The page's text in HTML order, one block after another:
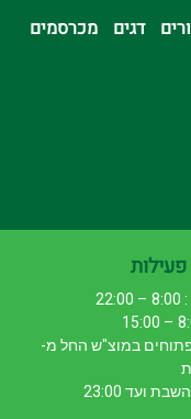
דגים מכרסמים
במוצ"ש החל מ-
ועד 23:00